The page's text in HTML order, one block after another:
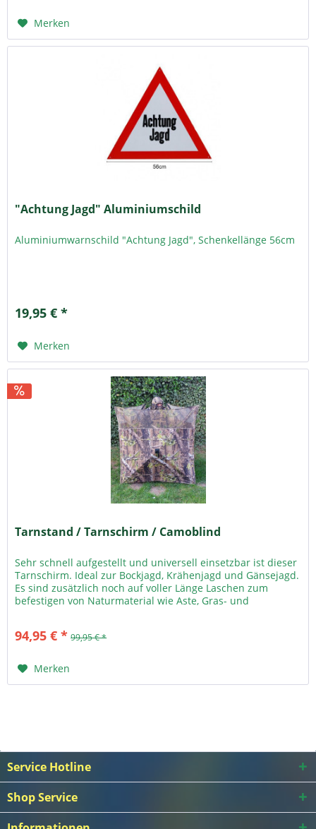
Merken
"Achtung Jagd" Aluminiumschild
Aluminiumwarnschild "Achtung Jagd", Schenkellänge 56cm
19,95 € *
Merken
Tarnstand / Tarnschirm / Camoblind
Sehr schnell aufgestellt und universell einsetzbar ist dieser
Tarnschirm. Ideal zur Bockjagd, Krähenjagd und Gänsejagd.
Es sind zusätzlich noch auf voller Länge Laschen zum
befestigen von Naturmaterial wie Aste, Gras- und
94,95 € * 99,95 € *
Merken
Service Hotline
Shop Service